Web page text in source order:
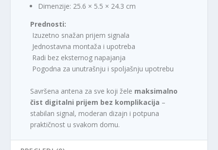
Dimenzije: 25.6 × 5.5 × 24.3 cm
Prednosti:
Izuzetno snažan prijem signala
Jednostavna montaža i upotreba
Radi bez eksternog napajanja
Pogodna za unutrašnju i spoljašnju upotrebu
Savršena antena za sve koji žele maksimalno
čist digitalni prijem bez komplikacija –
stabilan signal, moderan dizajn i potpuna
praktičnost u svakom domu.